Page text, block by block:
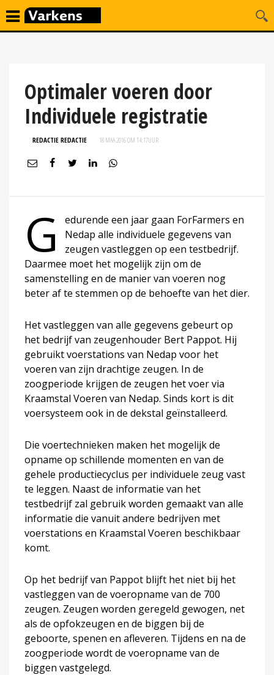
Optimaler voeren door
Individuele registratie
REDACTIE REDACTIE 18 MAA 2016 OM 14:17UUR
G
edurende een jaar gaan ForFarmers en
Nedap alle individuele gegevens van
zeugen vastleggen op een testbedrijf.
Daarmee moet het mogelijk zijn om de
samenstelling en de manier van voeren nog
beter af te stemmen op de behoefte van het dier.
Het vastleggen van alle gegevens gebeurt op
het bedrijf van zeugenhouder Bert Pappot. Hij
gebruikt voerstations van Nedap voor het
voeren van zijn drachtige zeugen. In de
zoogperiode krijgen de zeugen het voer via
Kraamstal Voeren van Nedap. Sinds kort is dit
voersysteem ook in de dekstal geïnstalleerd.
Die voertechnieken maken het mogelijk de
opname op schillende momenten en van de
gehele productiecyclus per individuele zeug vast
te leggen. Naast de informatie van het
testbedrijf zal gebruik worden gemaakt van alle
informatie die vanuit andere bedrijven met
voerstations en Kraamstal Voeren beschikbaar
komt.
Op het bedrijf van Pappot blijft het niet bij het
vastleggen van de voeropname van de 700
zeugen. Zeugen worden geregeld gewogen, net
als de opfokzeugen en de biggen bij de
geboorte, spenen en afleveren. Tijdens en na de
zoogperiode wordt de voeropname van de
biggen vastgelegd.